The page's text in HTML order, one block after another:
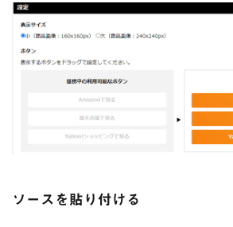
ソースを貼り付ける